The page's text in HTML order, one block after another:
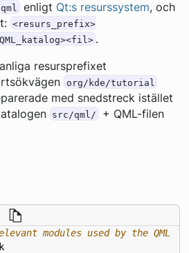
enligt Qt:s resurssystem, och
<resurs_prefix>
.
resursprefixet
org/kde/tutorial
med snedstreck istället
src/qml/ + QML-filen